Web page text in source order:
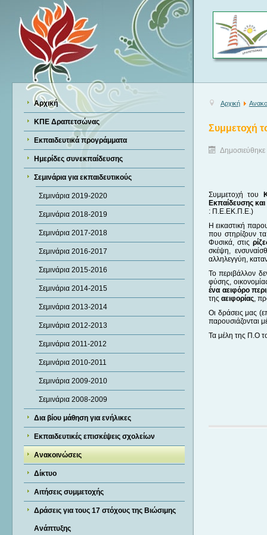
Αρχική
ΚΠΕ Δραπετσώνας
Εκπαιδευτικά προγράμματα
Ημερίδες συνεκπαίδευσης
Σεμινάρια για εκπαιδευτικούς
Σεμινάρια 2019-2020
Σεμινάρια 2018-2019
Σεμινάρια 2017-2018
Σεμινάρια 2016-2017
Σεμινάρια 2015-2016
Σεμινάρια 2014-2015
Σεμινάρια 2013-2014
Σεμινάρια 2012-2013
Σεμινάρια 2011-2012
Σεμινάρια 2010-2011
Σεμινάρια 2009-2010
Σεμινάρια 2008-2009
Δια βίου μάθηση για ενήλικες
Εκπαιδευτικές επισκέψεις σχολείων
Ανακοινώσεις
Δίκτυο
Αιτήσεις συμμετοχής
Δράσεις για τους 17 στόχους της Βιώσιμης
Ανάπτυξης
Αρχική
Συμμετοχή
Συμμετοχή του
Εκπαίδευσης
: Π.Ε.ΕΚ.Π.Ε.)
Η εικαστική
που στηρίζουν
Φυσικά, στις
σκέψη,
αλληλεγγύη,
Το περιβάλλον
φύσης,
ένα αειφόρο
της αειφορίας,
Οι δράσεις μας
παρουσιάζονται
Τα μέλη της Π.Ο